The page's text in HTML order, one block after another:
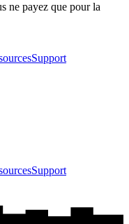
ne payez que pour la
Support
Support